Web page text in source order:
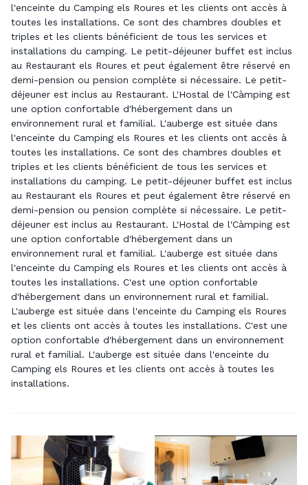
l'enceinte du Camping els Roures et les clients ont accès à
toutes les installations. Ce sont des chambres doubles et
triples et les clients bénéficient de tous les services et
installations du camping. Le petit-déjeuner buffet est inclus
au Restaurant els Roures et peut également être réservé en
demi-pension ou pension complète si nécessaire. Le petit-
déjeuner est inclus au Restaurant. L'Hostal de l'Càmping est
une option confortable d'hébergement dans un
environnement rural et familial. L'auberge est située dans
l'enceinte du Camping els Roures et les clients ont accès à
toutes les installations. Ce sont des chambres doubles et
triples et les clients bénéficient de tous les services et
installations du camping. Le petit-déjeuner buffet est inclus
au Restaurant els Roures et peut également être réservé en
demi-pension ou pension complète si nécessaire. Le petit-
déjeuner est inclus au Restaurant. L'Hostal de l'Càmping est
une option confortable d'hébergement dans un
environnement rural et familial. L'auberge est située dans
l'enceinte du Camping els Roures et les clients ont accès à
toutes les installations. C'est une option confortable
d'hébergement dans un environnement rural et familial.
L'auberge est située dans l'enceinte du Camping els Roures
et les clients ont accès à toutes les installations. C'est une
option confortable d'hébergement dans un environnement
rural et familial. L'auberge est située dans l'enceinte du
Camping els Roures et les clients ont accès à toutes les
installations.